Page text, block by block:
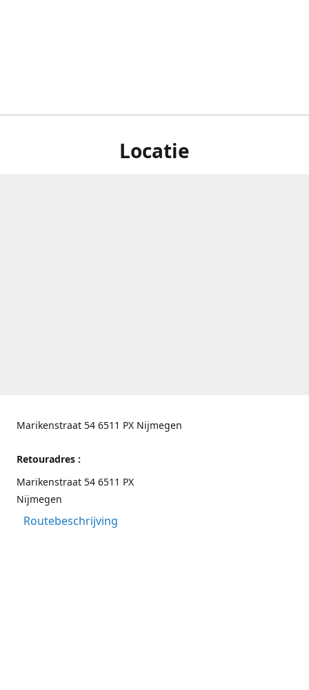
Locatie
Marikenstraat 54 6511 PX Nijmegen
Retouradres :
Marikenstraat 54 6511 PX
Nijmegen
Routebeschrijving